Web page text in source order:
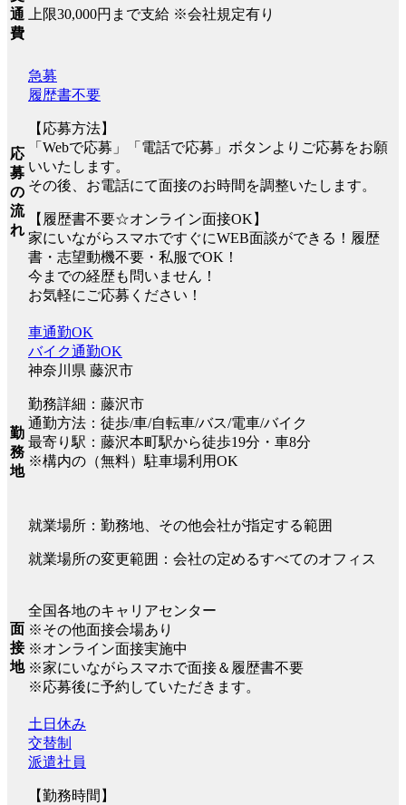
通
費
上限30,000円まで支給 ※会社規定有り
応
募
の
流
れ
急募
履歴書不要
【応募方法】
「Webで応募」「電話で応募」ボタンよりご応募をお願
いいたします。
その後、お電話にて面接のお時間を調整いたします。
【履歴書不要☆オンライン面接OK】
家にいながらスマホですぐにWEB面談ができる！履歴
書・志望動機不要・私服でOK！
今までの経歴も問いません！
お気軽にご応募ください！
勤
務
地
車通勤OK
バイク通勤OK
神奈川県 藤沢市
勤務詳細：藤沢市
通勤方法：徒歩/車/自転車/バス/電車/バイク
最寄り駅：藤沢本町駅から徒歩19分・車8分
※構内の（無料）駐車場利用OK
就業場所：勤務地、その他会社が指定する範囲
就業場所の変更範囲：会社の定めるすべてのオフィス
面
接
地
全国各地のキャリアセンター
※その他面接会場あり
※オンライン面接実施中
※家にいながらスマホで面接＆履歴書不要
※応募後に予約していただきます。
土日休み
交替制
派遣社員
【勤務時間】